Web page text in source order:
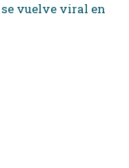
vuelve viral en